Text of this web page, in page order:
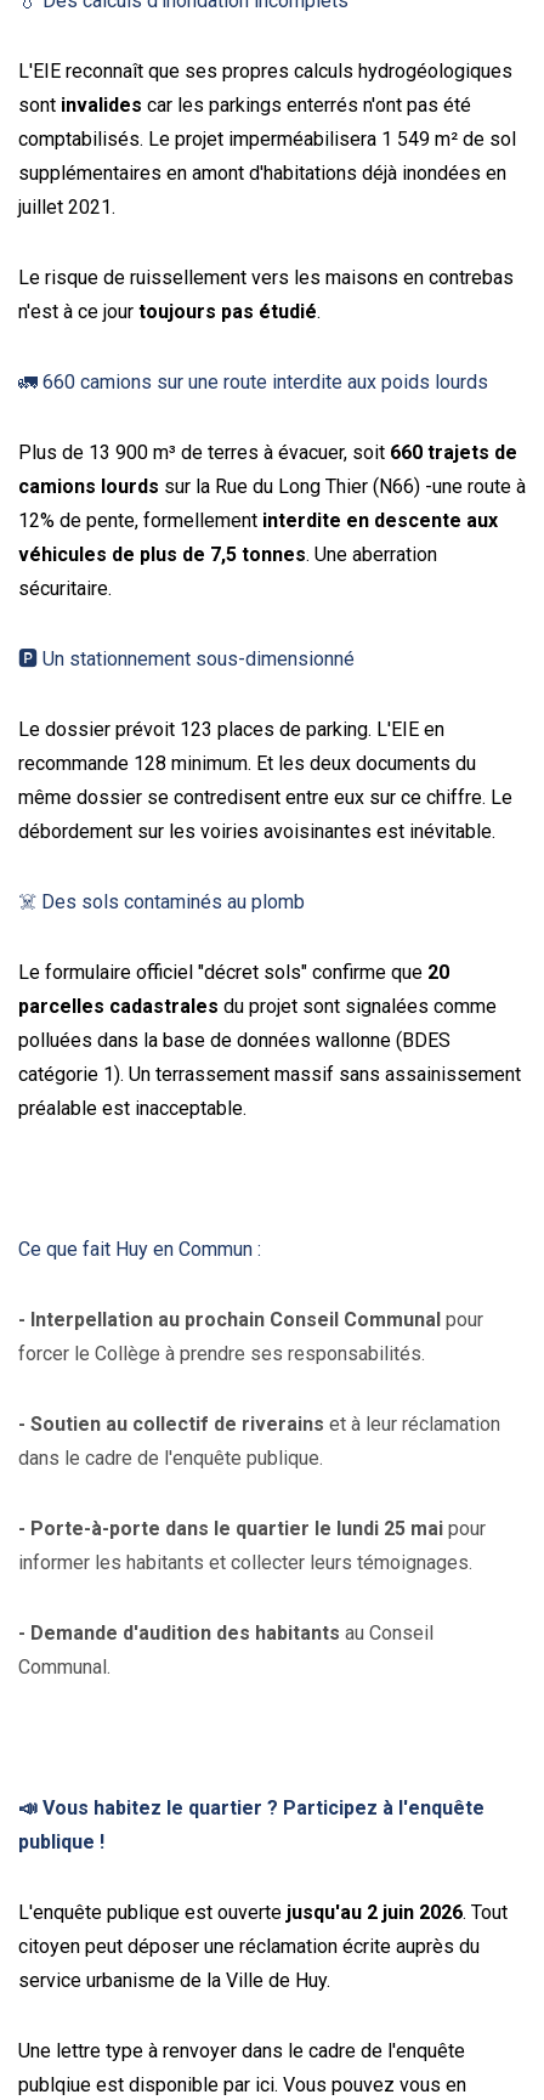
L'EIE reconnaît que ses propres calculs hydrogéologiques
sont invalides car les parkings enterrés n'ont pas été
comptabilisés. Le projet imperméabilisera 1 549 m² de sol
supplémentaires en amont d'habitations déjà inondées en
juillet 2021.
Le risque de ruissellement vers les maisons en contrebas
n'est à ce jour toujours pas étudié.
🚛 660 camions sur une route interdite aux poids lourds
Plus de 13 900 m³ de terres à évacuer, soit 660 trajets de
camions lourds sur la Rue du Long Thier (N66) -une route à
12% de pente, formellement interdite en descente aux
véhicules de plus de 7,5 tonnes. Une aberration
sécuritaire.
🅿️ Un stationnement sous-dimensionné
Le dossier prévoit 123 places de parking. L'EIE en
recommande 128 minimum. Et les deux documents du
même dossier se contredisent entre eux sur ce chiffre. Le
débordement sur les voiries avoisinantes est inévitable.
☠️ Des sols contaminés au plomb
Le formulaire officiel "décret sols" confirme que 20
parcelles cadastrales du projet sont signalées comme
polluées dans la base de données wallonne (BDES
catégorie 1). Un terrassement massif sans assainissement
préalable est inacceptable.
Ce que fait Huy en Commun :
- Interpellation au prochain Conseil Communal pour
forcer le Collège à prendre ses responsabilités.
- Soutien au collectif de riverains et à leur réclamation
dans le cadre de l'enquête publique.
- Porte-à-porte dans le quartier le lundi 25 mai pour
informer les habitants et collecter leurs témoignages.
- Demande d'audition des habitants au Conseil
Communal.
📣 Vous habitez le quartier ? Participez à l'enquête
publique !
L'enquête publique est ouverte jusqu'au 2 juin 2026. Tout
citoyen peut déposer une réclamation écrite auprès du
service urbanisme de la Ville de Huy.
Une lettre type à renvoyer dans le cadre de l'enquête
publqiue est disponible par ici. Vous pouvez vous en